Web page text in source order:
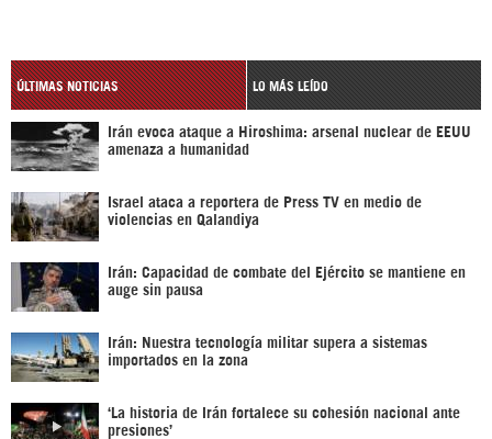
ÚLTIMAS NOTICIAS LO MÁS LEÍDO
Irán evoca ataque a Hiroshima: arsenal nuclear de EEUU
amenaza a humanidad
Israel ataca a reportera de Press TV en medio de
violencias en Qalandiya
Irán: Capacidad de combate del Ejército se mantiene en
auge sin pausa
Irán: Nuestra tecnología militar supera a sistemas
importados en la zona
‘La historia de Irán fortalece su cohesión nacional ante
presiones’